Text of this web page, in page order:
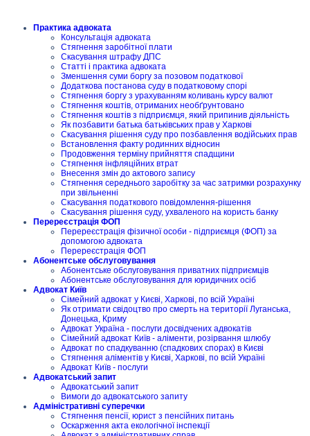
Практика адвоката
Консультація адвоката
Стягнення заробітної плати
Скасування штрафу ДПС
Статті і практика адвоката
Зменшення суми боргу за позовом податкової
Додаткова постанова суду в податковому спорі
Стягнення боргу з урахуванням коливань курсу валют
Стягнення коштів, отриманих необґрунтовано
Стягнення коштів з підприємця, який припинив діяльність
Як позбавити батька батьківських прав у Харкові
Скасування рішення суду про позбавлення водійських прав
Встановлення факту родинних відносин
Продовження терміну прийняття спадщини
Стягнення інфляційних втрат
Внесення змін до актового запису
Стягнення середнього заробітку за час затримки розрахунку
при звільненні
Скасування податкового повідомлення-рішення
Скасування рішення суду, ухваленого на користь банку
Перереєстрація ФОП
Перереєстрація фізичної особи - підприємця (ФОП) за
допомогою адвоката
Перереєстрація ФОП
Абонентське обслуговування
Абонентське обслуговування приватних підприємців
Абонентське обслуговування для юридичних осіб
Адвокат Київ
Сімейний адвокат у Києві, Харкові, по всій Україні
Як отримати свідоцтво про смерть на території Луганська,
Донецька, Криму
Адвокат Україна - послуги досвідчених адвокатів
Сімейний адвокат Київ - аліменти, розірвання шлюбу
Адвокат по спадкуванню (спадкових спорах) в Києві
Стягнення аліментів у Києві, Харкові, по всій Україні
Адвокат Київ - послуги
Адвокатський запит
Адвокатський запит
Вимоги до адвокатського запиту
Адміністративні суперечки
Стягнення пенсії, юрист з пенсійних питань
Оскарження акта екологічної інспекції